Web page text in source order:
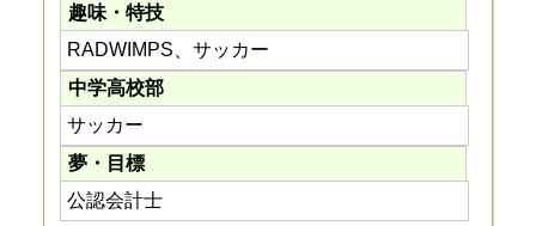
趣味・特技
RADWIMPS、サッカー
中学高校部
サッカー
夢・目標
公認会計士